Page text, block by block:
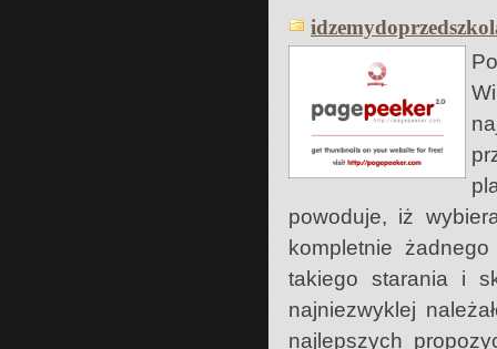
powoduje, iż
kompletnie
takiego starania i
najniezwyklej
najlepszych